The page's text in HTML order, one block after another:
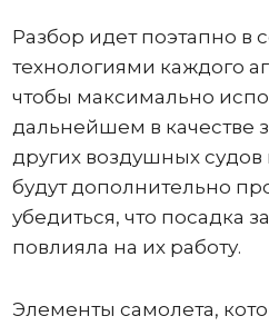
Разбор идет поэтапно в
технологиями каждого
чтобы максимально
дальнейшем в качестве
других воздушных судов
будут дополнительно
убедиться, что посадка
повлияла на их работу.
Элементы самолета,